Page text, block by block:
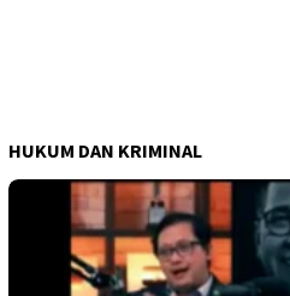
HUKUM DAN KRIMINAL